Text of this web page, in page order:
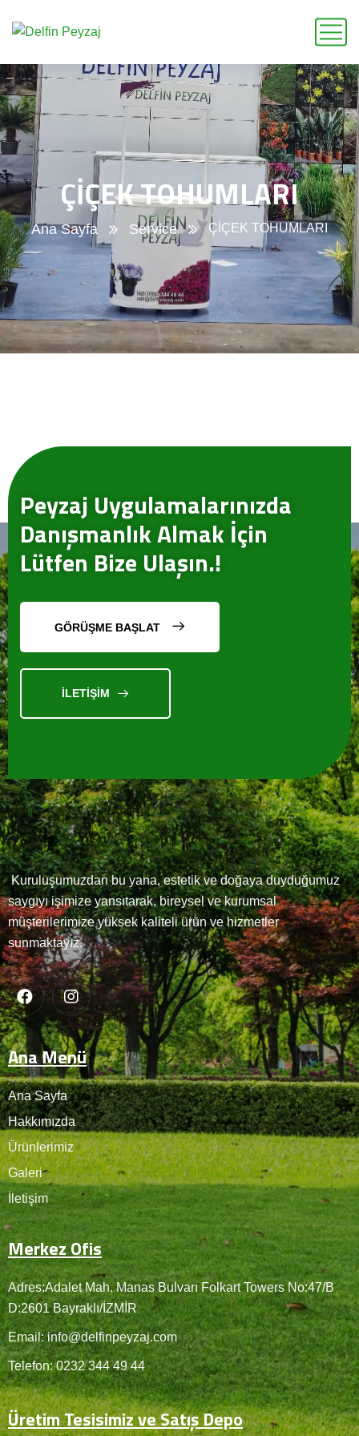
ÇİÇEK TOHUMLARI
Ana Sayfa Service ÇİÇEK TOHUMLARI
Peyzaj Uygulamalarınızda
Danışmanlık Almak İçin
Lütfen Bize Ulaşın.!
GÖRÜŞME BAŞLAT
İLETİŞİM
KısacaBiz
Kuruluşumuzdan bu yana, estetik ve doğaya duyduğumuz
saygıyı işimize yansıtarak, bireysel ve kurumsal
müşterilerimize yüksek kaliteli ürün ve hizmetler
sunmaktayız.
Ana Menü
Ana Sayfa
Hakkımızda
Ürünlerimiz
Galeri
İletişim
Merkez Ofis
Adres:Adalet Mah. Manas Bulvarı Folkart Towers No:47/B
D:2601 Bayraklı/İZMİR
Email: info@delfinpeyzaj.com
Telefon: 0232 344 49 44
Üretim Tesisimiz ve Satış Depo
GÖNDER